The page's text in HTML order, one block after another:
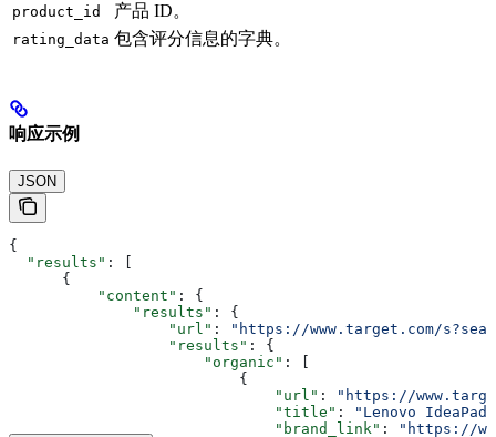
product_id 产品 ID。
rating_data 包含评分信息的字典。
响应示例
JSON
{
  "results"
: [
      {
          "content"
: {
              "results"
: {
                  "url"
:
"https://www.target.com/
                  "results"
: {
                      "organic"
: [
                          {
                              "url"
:
"https://
                              "title"
:
"Lenovo
                              "brand_link"
:
"https://